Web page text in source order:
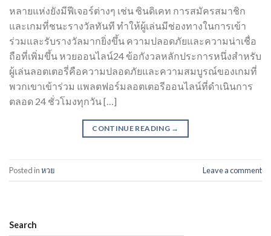
หลายแห่งยังมีฟีเจอร์ต่างๆ เช่น ซินดิเคท การสมัครสมาชิก
และเกมที่ชนะรางวัลทันที ทำให้ผู้เล่นมีช่องทางในการเข้า
ร่วมและรับรางวัลมากยิ่งขึ้น ความปลอดภัยและความน่าเชื่อ
ถือที่เพิ่มขึ้น หวยออนไลน์24 ข้อกังวลหลักประการหนึ่งสำหรับ
ผู้เล่นลอตเตอรี่คือความปลอดภัยและความสมบูรณ์ของเกมที่
พวกเขาเข้าร่วม แพลตฟอร์มลอตเตอรีออนไลน์ที่ดำเนินการ
ตลอด 24 ชั่วโมงทุกวัน […]
CONTINUE READING →
Posted inหวย Leave a comment
Search